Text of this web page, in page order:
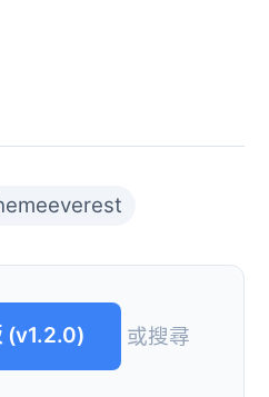
(v1.2.0)
或搜尋